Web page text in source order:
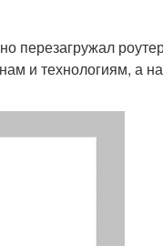
перезагружал
и технологиям, а